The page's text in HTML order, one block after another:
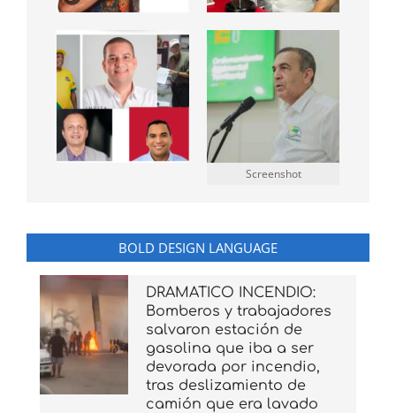
Screenshot
BOLD DESIGN LANGUAGE
DRAMATICO INCENDIO:
Bomberos y trabajadores
salvaron estación de
gasolina que iba a ser
devorada por incendio,
tras deslizamiento de
camión que era lavado